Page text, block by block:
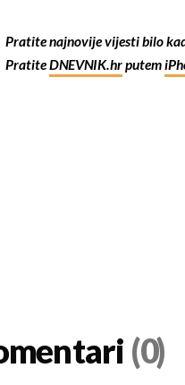
Pratite najnovije vijesti bilo
PratiteDNEVNIK.hrputem
(0)